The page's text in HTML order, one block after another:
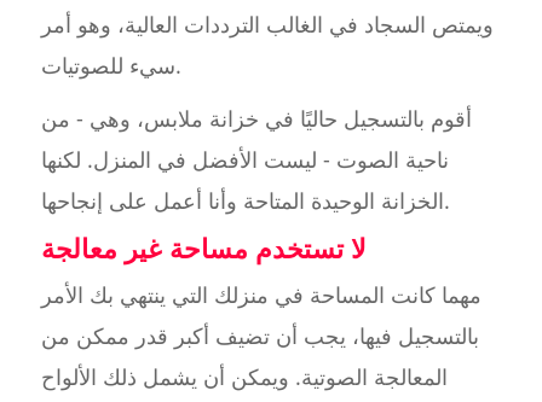
ويمتص السجاد في الغالب الترددات العالية، وهو أمر
سيء للصوتيات.
أقوم بالتسجيل حاليًا في خزانة ملابس، وهي - من
ناحية الصوت - ليست الأفضل في المنزل. لكنها
الخزانة الوحيدة المتاحة وأنا أعمل على إنجاحها.
لا تستخدم مساحة غير معالجة
مهما كانت المساحة في منزلك التي ينتهي بك الأمر
بالتسجيل فيها، يجب أن تضيف أكبر قدر ممكن من
المعالجة الصوتية. ويمكن أن يشمل ذلك الألواح